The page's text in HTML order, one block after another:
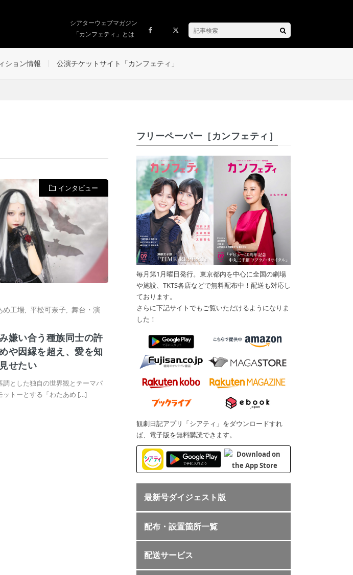
シアターウェブマガジン
「カンフェティ」とは
ション情報 公演チケットサイト「カンフェティ」
インタビュー
め工場 ,平松可奈子 ,舞台・演
嫌い合う種族同士の許
や因縁を超え、愛を知
せたい
とした独自の世界観とテーマパ
ットーとする「わたあめ […]
フリーペーパー［カンフェティ］
毎月第1月曜日発行。東京都内を中心に全国の劇場
や施設、TKTS各店などで無料配布中！配送も対応し
ております。
さらに下記サイトでもご覧いただけるようになりま
した！
観劇日記アプリ「シアティ」をダウンロードすれ
ば、電子版を無料購読できます。
最新号ダイジェスト版
配布・設置箇所一覧
配送サービス